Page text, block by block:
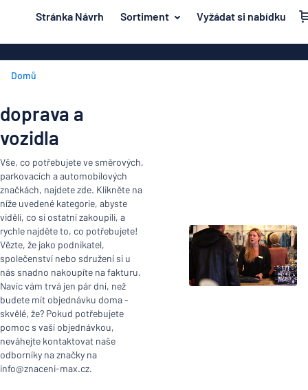
hlavní obsah
Stránka Návrh Sortiment Vyžádat si nabídku
Dvěře a poštovní schránka
Doprava a vozidla
Jmenovky
Dekály
Značení o domácích zvířatech
Dětské značení
Dekorační
Vinylové
Transparenty
Nejpopulárnější
Materiál
Dvěře
a
poštovní
schránka
Dum
a
domácnost
Doprava
a
vozidla
Jmenovky
Zobrazit všechny kategorie
Vyžádat
si
nabídku
Zpět na
navrhovat
Domů
doprava a
vozidla
Vše, co potřebujete ve směrových,
parkovacích a automobilových
značkách, najdete zde. Klikněte na
níže uvedené kategorie, abyste
viděli, co si ostatní zakoupili, a
rychle najděte to, co potřebujete!
Vězte, že jako podnikatel,
společenství nebo sdružení si u
nás snadno nakoupíte na fakturu.
Navíc vám trvá jen pár dní, než
budete mít objednávku doma -
skvělé, že? Pokud potřebujete
pomoc s vaší objednávkou,
neváhejte kontaktovat naše
odborníky na značky na
info@znaceni-max.cz.